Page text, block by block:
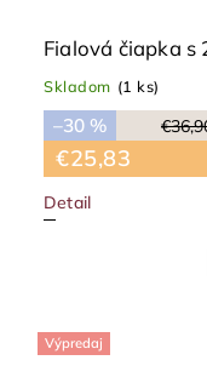
Fialová čiapka s
Skladom (1 ks)
–30 %
€25,83
Detail
Výpredaj